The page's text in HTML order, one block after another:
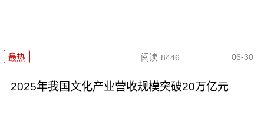
最热 阅读 8446 06-30
2025年我国文化产业营收规模突破20万亿元